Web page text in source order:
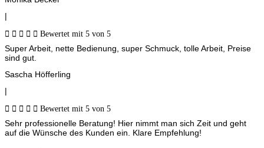
|
     Bewertet mit 5 von 5
Super Arbeit, nette Bedienung, super Schmuck, tolle Arbeit, Preise
sind gut.
Sascha Höfferling
|
     Bewertet mit 5 von 5
Sehr professionelle Beratung! Hier nimmt man sich Zeit und geht
auf die Wünsche des Kunden ein. Klare Empfehlung!